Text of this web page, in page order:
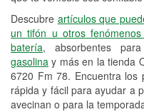
Descubre artículos que
un tifón u otros fenómenos
batería, absorbentes
gasolina y más en la tienda
6720 Fm 78. Encuentra los
rápida y fácil para ayudar a
avecinan o para la
Español